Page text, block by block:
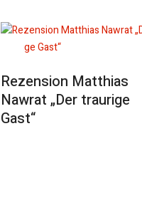
Rezension Matthias
Nawrat „Der traurige
Gast“